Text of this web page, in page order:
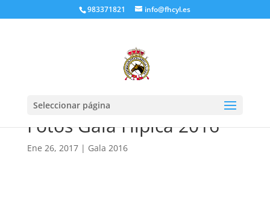
983371821 info@fhcyl.es
Seleccionar página
Fotos Gala Hípica 2016
Ene 26, 2017| Gala 2016